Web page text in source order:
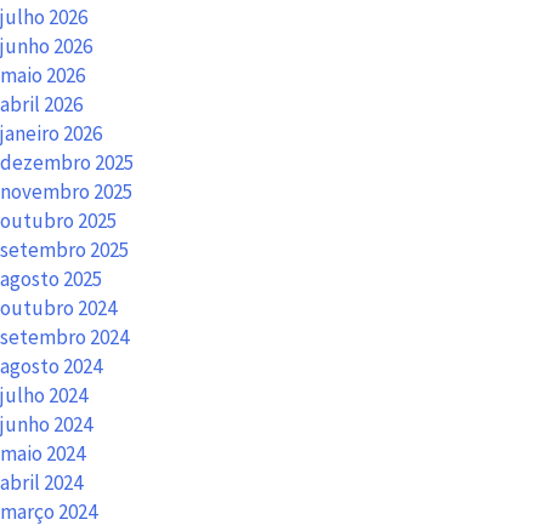
julho 2026
junho 2026
maio 2026
abril 2026
janeiro 2026
dezembro 2025
novembro 2025
outubro 2025
setembro 2025
agosto 2025
outubro 2024
setembro 2024
agosto 2024
julho 2024
junho 2024
maio 2024
abril 2024
março 2024